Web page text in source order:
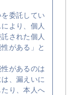
委託してい
より、個人
された個人
がある」と
があるのは
、漏えいに
り、本人へ